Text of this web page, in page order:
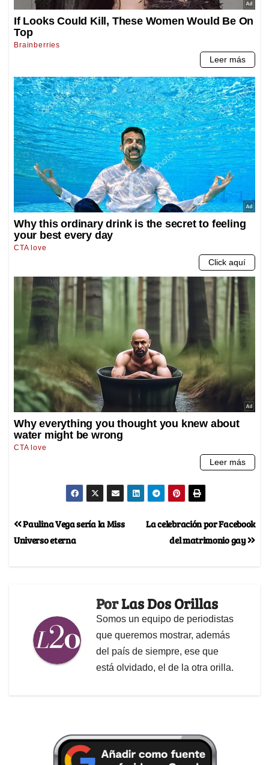
La celebración por Facebook
del matrimonio gay
Paulina Vega sería la Miss
Universo eterna
PorLas Dos Orillas
Somos un equipo de periodistas
que queremos mostrar, además
del país de siempre, ese que
está olvidado, el de la otra orilla.